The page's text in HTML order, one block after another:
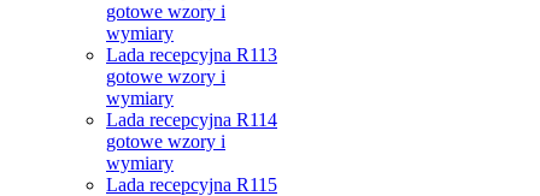
gotowe wzory i
wymiary
Lada recepcyjna R113
gotowe wzory i
wymiary
Lada recepcyjna R114
gotowe wzory i
wymiary
Lada recepcyjna R115